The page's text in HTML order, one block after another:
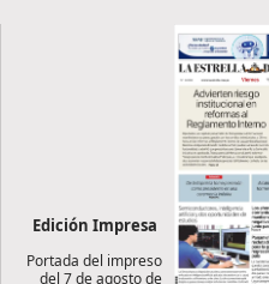
Edición Impresa
Portada del impreso
del 7 de agosto de